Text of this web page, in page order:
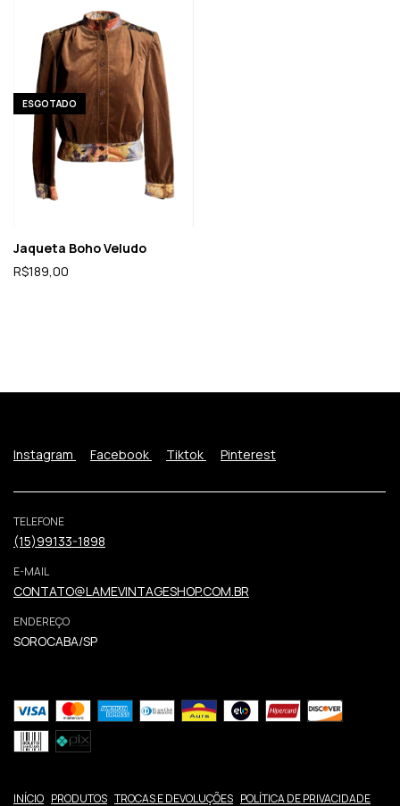
ESGOTADO
Jaqueta Boho Veludo
R$189,00
Instagram Facebook Tiktok Pinterest
TELEFONE
(15)99133-1898
E-MAIL
CONTATO@LAMEVINTAGESHOP.COM.BR
ENDEREÇO
SOROCABA/SP
INÍCIO PRODUTOS TROCAS E DEVOLUÇÕES POLÍTICA DE PRIVACIDADE